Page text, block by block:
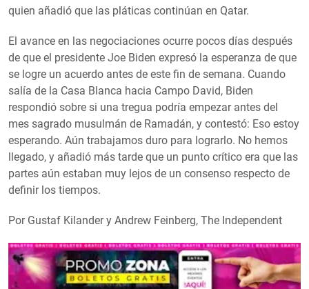
quien añadió que las pláticas continúan en Qatar.
El avance en las negociaciones ocurre pocos días después
de que el presidente Joe Biden expresó la esperanza de que
se logre un acuerdo antes de este fin de semana. Cuando
salía de la Casa Blanca hacia Campo David, Biden
respondió sobre si una tregua podría empezar antes del
mes sagrado musulmán de Ramadán, y contestó: Eso estoy
esperando. Aún trabajamos duro para lograrlo. No hemos
llegado, y añadió más tarde que un punto crítico era que las
partes aún estaban muy lejos de un consenso respecto de
definir los tiempos.
Por Gustaf Kilander y Andrew Feinberg, The Independent